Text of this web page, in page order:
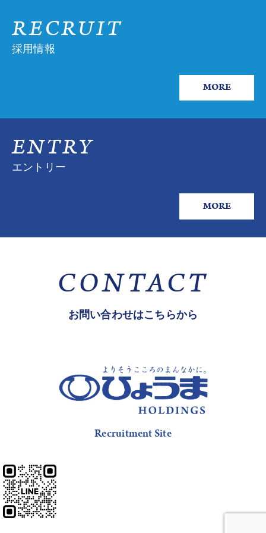
RECRUIT
採用情報
MORE
ENTRY
エントリー
MORE
CONTACT
お問い合わせはこちらから
Recruitment Site